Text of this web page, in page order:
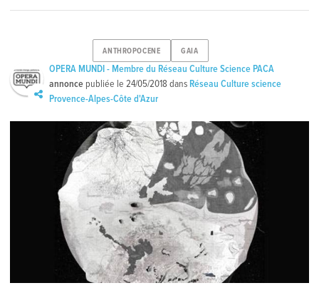
ANTHROPOCENE GAIA
OPERA MUNDI - Membre du Réseau Culture Science PACA
annonce publiée le24/05/2018 dans Réseau Culture science
Provence-Alpes-Côte d'Azur